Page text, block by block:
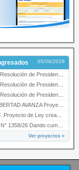
05/08/2026
Presidencia N° 200/26 para su ratificación.
Presidencia N° 199/26 para su ratificación.
Presidencia N° 198/26 para su ratificación.
de Ley declarando la esencialidad del servicio educativ…
el Ente Único Regulador de servicios públicos de la …
al artículo 29 de la Ley provincial N° 1399…
Ver proyectos »